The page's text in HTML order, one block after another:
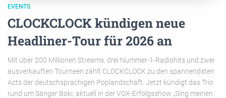
EVENTS
CLOCKCLOCK kündigen neue
Headliner-Tour für 2026 an
Mit über 200 Millionen Streams, drei Nummer-1-Radiohits und zwei
ausverkauften Tourneen zählt CLOCKCLOCK zu den spannendsten
Acts der deutschsprachigen Poplandschaft. Jetzt kündigt das Trio
rund um Sänger Boki, aktuell in der VOX-Erfolgsshow „Sing meinen